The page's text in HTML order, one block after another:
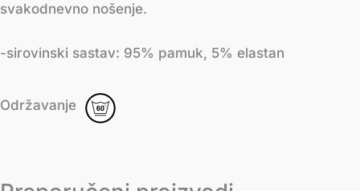
svakodnevno nošenje.
-sirovinski sastav: 95% pamuk, 5% elastan
Održavanje